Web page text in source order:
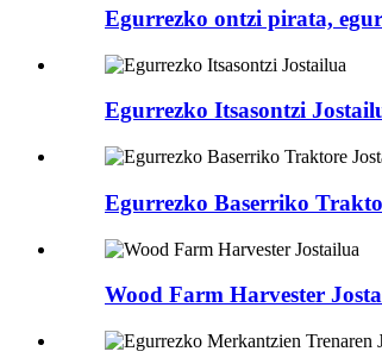
Egurrezko ontzi pirata,
Egurrezko Itsasontzi
Egurrezko Baserriko
Wood Farm Harvester